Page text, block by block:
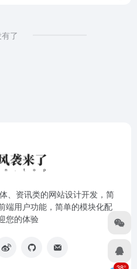
了
、资讯类的网站设计开发，简
端用户功能，简单的模块化配
您的体验